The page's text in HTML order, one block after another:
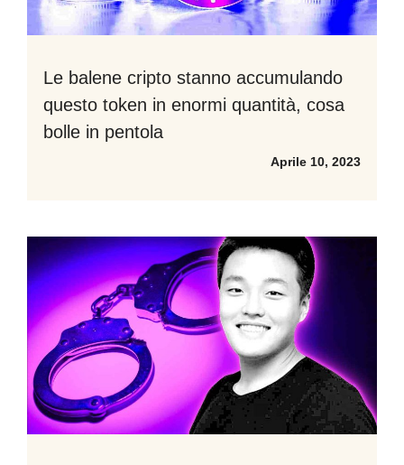
Le balene cripto stanno accumulando
questo token in enormi quantità, cosa
bolle in pentola
Aprile 10, 2023